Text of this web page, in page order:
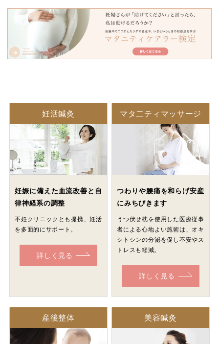
妊活鍼灸
妊娠に備えた血流改善と自
律神経系の調整
不妊クリニックとも提携、妊活
を多面的にサポート。
詳しく見る
マタ二ティマッサージ
つわりや腰痛を和らげ安産
にみちびきます
うつ伏せ枕を使用した医療従事
者による心地よい施術は、オキ
シトシンの分泌を促し不安やス
トレスも軽減。
詳しく見る
産後整体 美容鍼灸